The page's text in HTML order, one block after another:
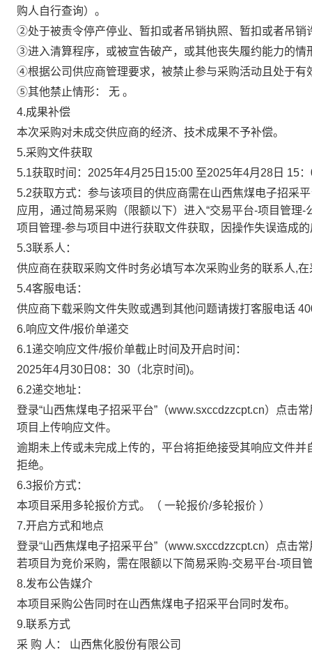
购人自行查询）。
②处于被责令停产停业、暂扣或者吊销执照、暂扣或者吊销
③进入清算程序，或被宣告破产，或其他丧失履约能力的情
④根据公司供应商管理要求，被禁止参与采购活动且处于有
⑤其他禁止情形： 无 。
4.成果补偿
本次采购对未成交供应商的经济、技术成果不予补偿。
5.采购文件获取
5.1获取时间：2025年4月25日15:00 至2025年4月28日 15
5.2获取方式：参与该项目的供应商需在山西焦煤电子招采
应用，通过简易采购（限额以下）进入“交易平台-项目管理
项目管理-参与项目中进行获取文件获取，因操作失误造成
5.3联系人：
供应商在获取采购文件时务必填写本次采购业务的联系人,
5.4客服电话：
供应商下载采购文件失败或遇到其他问题请拨打客服电话
6.响应文件/报价单递交
6.1递交响应文件/报价单截止时间及开启时间：
2025年4月30日08：30（北京时间)。
6.2递交地址：
登录“山西焦煤电子招采平台”（www.sxccdzzcpt.cn）点击
项目上传响应文件。
逾期未上传或未完成上传的，平台将拒绝接受其响应文件
拒绝。
6.3报价方式：
本项目采用多轮报价方式。（ 一轮报价/多轮报价 ）
7.开启方式和地点
登录“山西焦煤电子招采平台”（www.sxccdzzcpt.cn）点击
若项目为竞价采购，需在限额以下简易采购-交易平台-项目
8.发布公告媒介
本项目采购公告同时在山西焦煤电子招采平台同时发布。
9.联系方式
采 购 人： 山西焦化股份有限公司